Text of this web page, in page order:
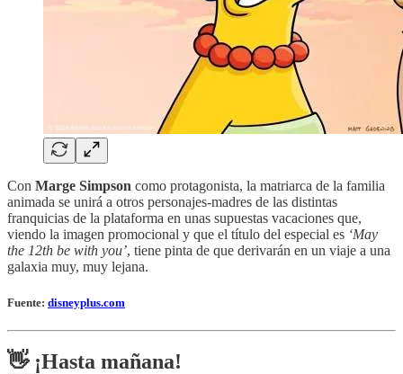
Con Marge Simpson como protagonista, la matriarca de la familia
animada se unirá a otros personajes-madres de las distintas
franquicias de la plataforma en unas supuestas vacaciones que,
viendo la imagen promocional y que el título del especial es ‘May
the 12th be with you’, tiene pinta de que derivarán en un viaje a una
galaxia muy, muy lejana.
Fuente: disneyplus.com
👋 ¡Hasta mañana!